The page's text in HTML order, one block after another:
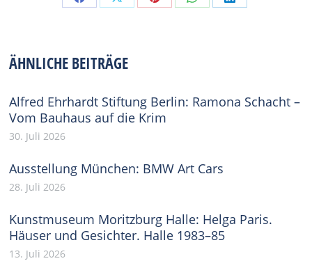
Share Share Share Share Share
ÄHNLICHE BEITRÄGE
Alfred Ehrhardt Stiftung Berlin: Ramona Schacht –
Vom Bauhaus auf die Krim
30. Juli 2026
Ausstellung München: BMW Art Cars
28. Juli 2026
Kunstmuseum Moritzburg Halle: Helga Paris.
Häuser und Gesichter. Halle 1983–85
13. Juli 2026